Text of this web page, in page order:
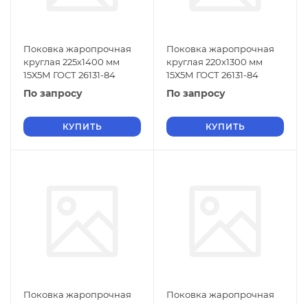
Поковка жаропрочная
круглая 225х1400 мм
15Х5М ГОСТ 26131-84
По запросу
КУПИТЬ
Поковка жаропрочная
круглая 220х1300 мм
15Х5М ГОСТ 26131-84
По запросу
КУПИТЬ
Поковка жаропрочная
Поковка жаропрочная